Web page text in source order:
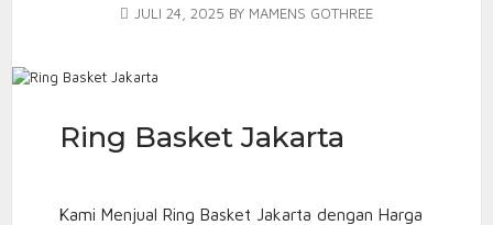
JULI 24, 2025 BY MAMENS GOTHREE
Ring Basket Jakarta
Kami Menjual Ring Basket Jakarta dengan Harga